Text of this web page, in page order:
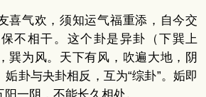
喜气欢，须知运气福重添，自今交
不相干。这个卦是异卦（下巽上
巽为风。天下有风，吹遍大地，阴
卦与夬卦相反，互为“综卦”。姤即
一阴，不能长久相处。